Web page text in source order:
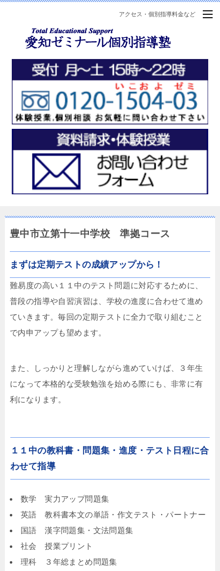
豊中市立第十一中学校 準拠コース
まずは定期テストの成績アップから！
難易度の高い１１中のテスト問題に対応するために、
普段の指導や自習演習は、学校の進度に合わせて進め
ていきます。毎回の定期テストに全力で取り組むこと
で内申アップも望めます。
また、しっかりと理解しながら進めていけば、３年生
になって本格的な受験勉強を始める際にも、非常に有
利になります。
１１中の教科書・問題集・進度・テスト日程に合
わせて指導
数学 実力アップ問題集
英語 教科書本文の単語・作文テスト・パートナー
国語 漢字問題集・文法問題集
社会 授業プリント
理科 ３年総まとめ問題集